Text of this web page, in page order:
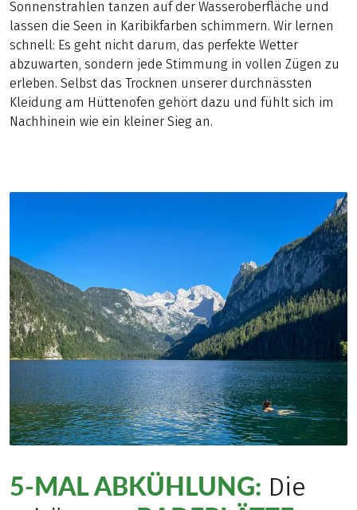
Sonnenstrahlen tanzen auf der Wasseroberfläche und
lassen die Seen in Karibikfarben schimmern. Wir lernen
schnell: Es geht nicht darum, das perfekte Wetter
abzuwarten, sondern jede Stimmung in vollen Zügen zu
erleben. Selbst das Trocknen unserer durchnässten
Kleidung am Hüttenofen gehört dazu und fühlt sich im
Nachhinein wie ein kleiner Sieg an.
5-MAL ABKÜHLUNG: Die